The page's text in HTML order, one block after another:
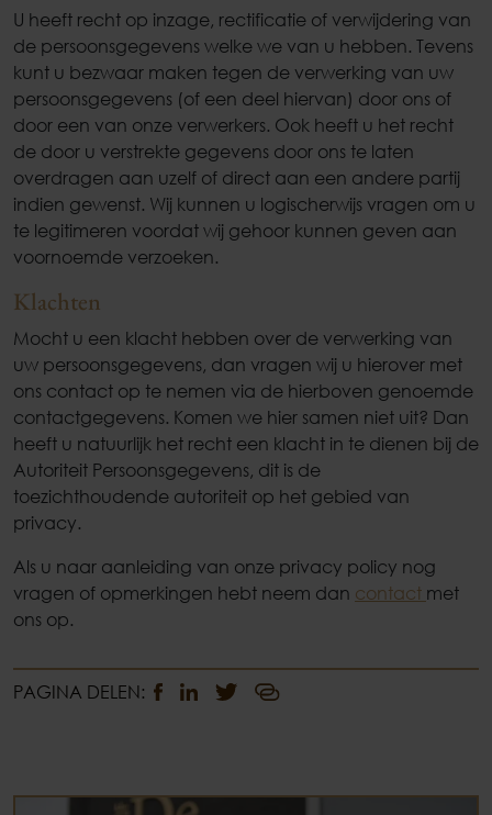
U heeft recht op inzage, rectificatie of verwijdering van
de persoonsgegevens welke we van u hebben. Tevens
kunt u bezwaar maken tegen de verwerking van uw
persoonsgegevens (of een deel hiervan) door ons of
door een van onze verwerkers. Ook heeft u het recht
de door u verstrekte gegevens door ons te laten
overdragen aan uzelf of direct aan een andere partij
indien gewenst. Wij kunnen u logischerwijs vragen om u
te legitimeren voordat wij gehoor kunnen geven aan
voornoemde verzoeken.
Klachten
Mocht u een klacht hebben over de verwerking van
uw persoonsgegevens, dan vragen wij u hierover met
ons contact op te nemen via de hierboven genoemde
contactgegevens. Komen we hier samen niet uit? Dan
heeft u natuurlijk het recht een klacht in te dienen bij de
Autoriteit Persoonsgegevens, dit is de
toezichthoudende autoriteit op het gebied van
privacy.
Als u naar aanleiding van onze privacy policy nog
vragen of opmerkingen hebt neem dan contact met
ons op.
PAGINA DELEN: